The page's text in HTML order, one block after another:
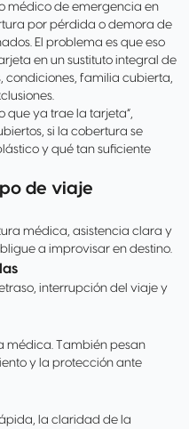
médico de emergencia en
por pérdida o demora de
El problema es que eso
en un sustituto integral de
condiciones, familia cubierta,
que ya trae la tarjeta”,
si la cobertura se
y qué tan suficiente
de viaje
médica, asistencia clara y
a improvisar en destino.
interrupción del viaje y
médica. También pesan
y la protección ante
la claridad de la